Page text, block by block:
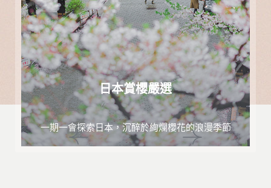
日本賞櫻嚴選
一期一會探索日本，沉醉於絢爛櫻花的浪漫季節